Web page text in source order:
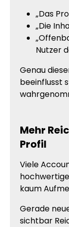
„Das
„Die
Nutzer
Genau
beeinflusst
Mehr
Profil
Viele
kaum
Gerade
sichtbar